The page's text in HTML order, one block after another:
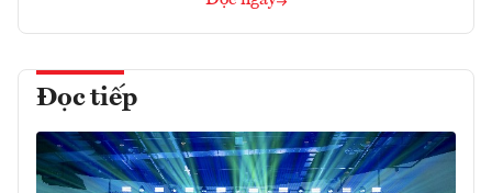
Đọc tiếp